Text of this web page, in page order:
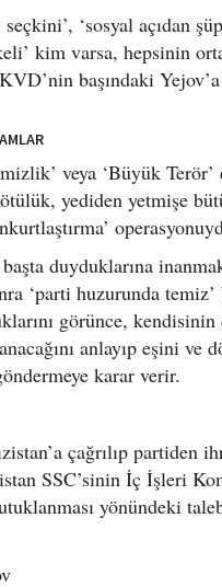
‘sosyal açıdan
kim varsa, hepsinin
başındaki
veya ‘Büyük
yediden yetmişe
duyduklarına
‘parti huzurunda
görünce, kendisinin
anlayıp eşini ve
karar verir.
çağrılıp partiden
SSC’sinin İç İşleri
yönündeki